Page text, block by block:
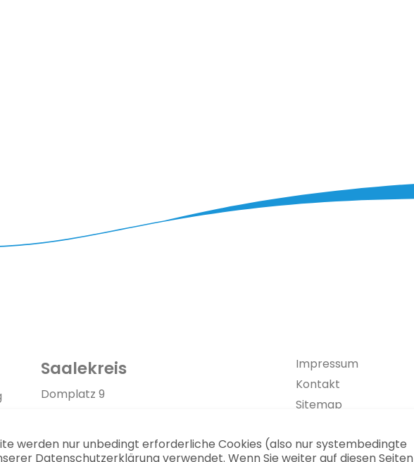
werden nur unbedingt erforderliche Cookies (also nur systembedingte
Datenschutzerklärung verwendet. Wenn Sie weiter auf diesen Seiten
Saalekreis
Link zur Google-Maps Navigation
Domplatz 9
03461 40-0
Impressum
Kontakt
Sitemap
Presse